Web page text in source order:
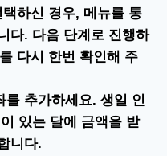
하신 경우, 메뉴를 통
다. 다음 단계로 진행하
다시 한번 확인해 주
를 추가하세요. 생일 인
있는 달에 금액을 받
니다.